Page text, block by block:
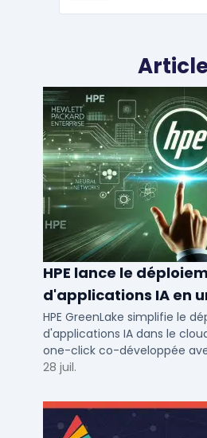
HPE lance le
d'applications IA en
cloud privé
HPE GreenLake simplifie le
d'applications IA dans le
one-click co-développée
de PME et ETI : performance
28 juil.